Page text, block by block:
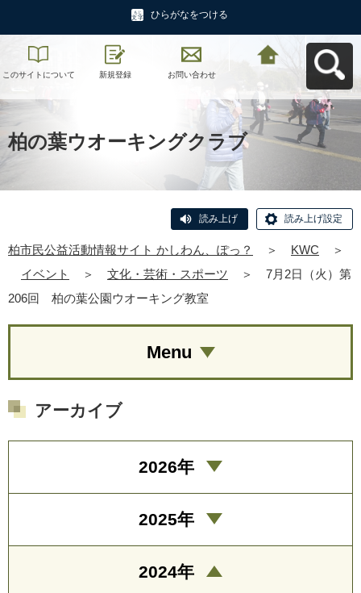
ひらがなをつける
このサイトについて 新規登録 お問い合わせ
サイト かしわん、ぽ
っ？へ戻る
柏の葉ウオーキングクラブ
読み上げ 読み上げ設定
柏市民公益活動情報サイト かしわん、ぽっ？ ＞ KWC
＞
イベント
＞ 文化・芸術・スポーツ ＞
7月2日（火）第
206回 柏の葉公園ウオーキング教室
Menu
アーカイブ
2026年
2025年
2024年